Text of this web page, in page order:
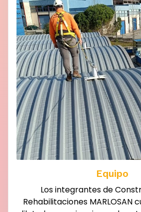
Equipo
Los integrantes de
Rehabilitaciones MARLOSAN